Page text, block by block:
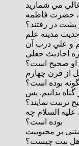
هجوم، حضرت فاطمه
پشت در رفتند؟
حدیث مدینه علم
و علي درب آن
احاديث جعلي
قبل از قرن چهارم
بوده است؟
از گناه بدانيم. پس
تربيت نمايند؟
علیه السلام چه
بوده است؟
مبتنی بر محبوبیت
بیت چیست؟